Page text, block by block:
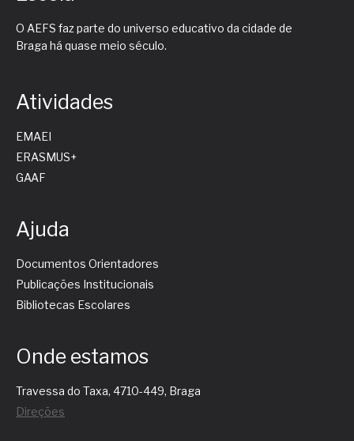
O AEFS faz parte do universo educativo da cidade de
Braga há quase meio século.
Atividades
EMAEI
ERASMUS+
GAAF
Ajuda
Documentos Orientadores
Publicações Institucionais
Bibliotecas Escolares
Onde estamos
Travessa do Taxa, 4710-449, Braga
Direções